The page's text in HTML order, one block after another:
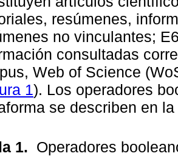
resúmenes,
no vinculantes;
consultadas
Web of Science
1). Los operadores
se describen en la
1. Operadores